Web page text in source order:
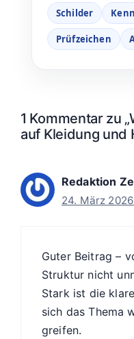
Schilder
Prüfzeichen
1 Kommentar zu
auf Kleidung und
Redaktion
24. März
Guter Beitrag –
Struktur nicht
Stark ist die
sich das Thema
greifen.